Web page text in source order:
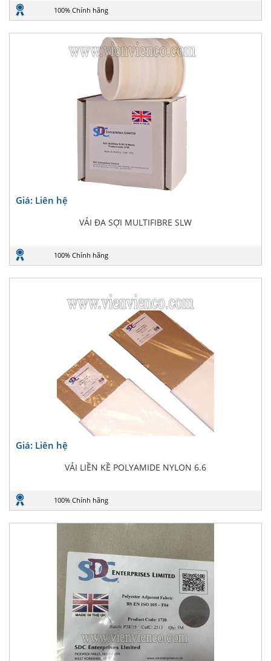
100% Chính hãng
Giá: Liên hệ
VẢI ĐA SỢI MULTIFIBRE SLW
100% Chính hãng
Giá: Liên hệ
VẢI LIỀN KỀ POLYAMIDE NYLON 6.6
100% Chính hãng